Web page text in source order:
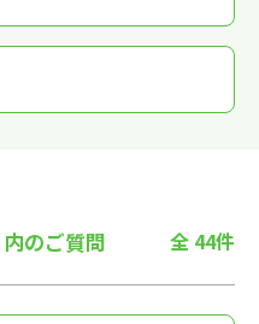
のご質問 全 44件